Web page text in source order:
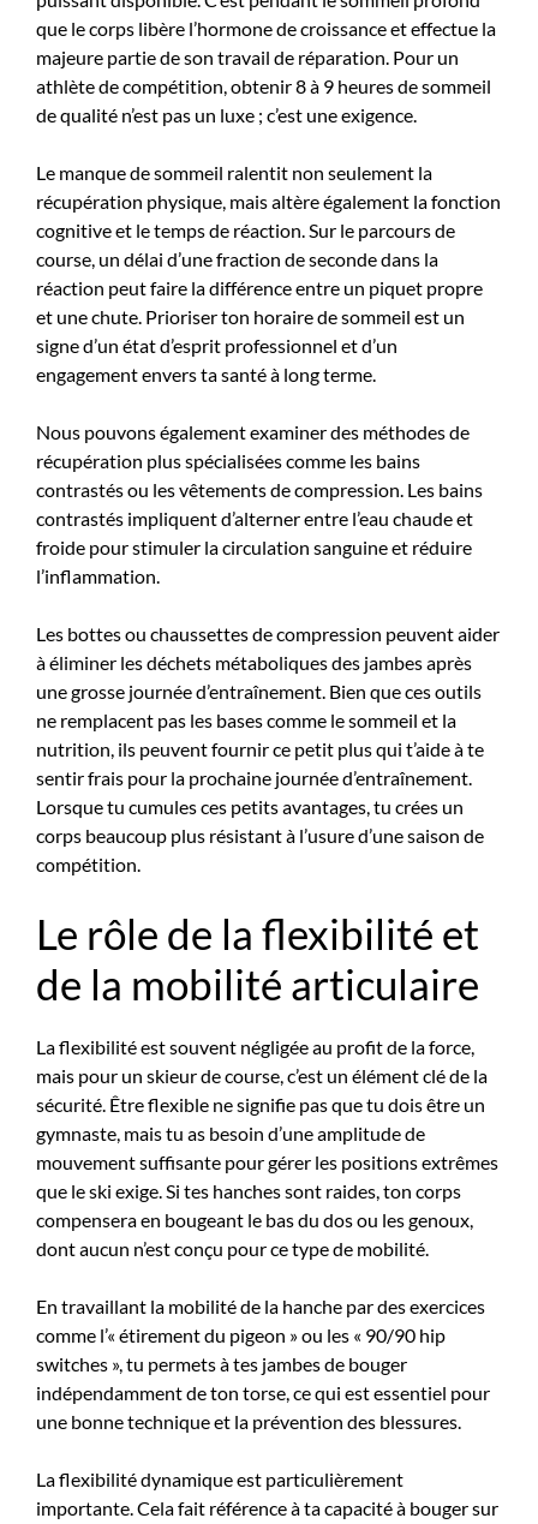
que le corps libère l’hormone de croissance et effectue la
majeure partie de son travail de réparation. Pour un
athlète de compétition, obtenir 8 à 9 heures de sommeil
de qualité n’est pas un luxe ; c’est une exigence.
Le manque de sommeil ralentit non seulement la
récupération physique, mais altère également la fonction
cognitive et le temps de réaction. Sur le parcours de
course, un délai d’une fraction de seconde dans la
réaction peut faire la différence entre un piquet propre
et une chute. Prioriser ton horaire de sommeil est un
signe d’un état d’esprit professionnel et d’un
engagement envers ta santé à long terme.
Nous pouvons également examiner des méthodes de
récupération plus spécialisées comme les bains
contrastés ou les vêtements de compression. Les bains
contrastés impliquent d’alterner entre l’eau chaude et
froide pour stimuler la circulation sanguine et réduire
l’inflammation.
Les bottes ou chaussettes de compression peuvent aider
à éliminer les déchets métaboliques des jambes après
une grosse journée d’entraînement. Bien que ces outils
ne remplacent pas les bases comme le sommeil et la
nutrition, ils peuvent fournir ce petit plus qui t’aide à te
sentir frais pour la prochaine journée d’entraînement.
Lorsque tu cumules ces petits avantages, tu crées un
corps beaucoup plus résistant à l’usure d’une saison de
compétition.
Le rôle de la flexibilité et
de la mobilité articulaire
La flexibilité est souvent négligée au profit de la force,
mais pour un skieur de course, c’est un élément clé de la
sécurité. Être flexible ne signifie pas que tu dois être un
gymnaste, mais tu as besoin d’une amplitude de
mouvement suffisante pour gérer les positions extrêmes
que le ski exige. Si tes hanches sont raides, ton corps
compensera en bougeant le bas du dos ou les genoux,
dont aucun n’est conçu pour ce type de mobilité.
En travaillant la mobilité de la hanche par des exercices
comme l’« étirement du pigeon » ou les « 90/90 hip
switches », tu permets à tes jambes de bouger
indépendamment de ton torse, ce qui est essentiel pour
une bonne technique et la prévention des blessures.
La flexibilité dynamique est particulièrement
importante. Cela fait référence à ta capacité à bouger sur